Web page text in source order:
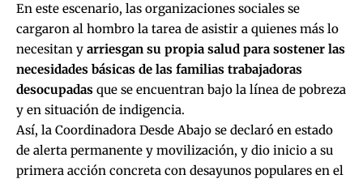
En este escenario, las organizaciones sociales se
cargaron al hombro la tarea de asistir a quienes más lo
necesitan y arriesgan su propia salud para sostener las
necesidades básicas de las familias trabajadoras
desocupadas que se encuentran bajo la línea de pobreza
y en situación de indigencia.
Así, la Coordinadora Desde Abajo se declaró en estado
de alerta permanente y movilización, y dio inicio a su
primera acción concreta con desayunos populares en el